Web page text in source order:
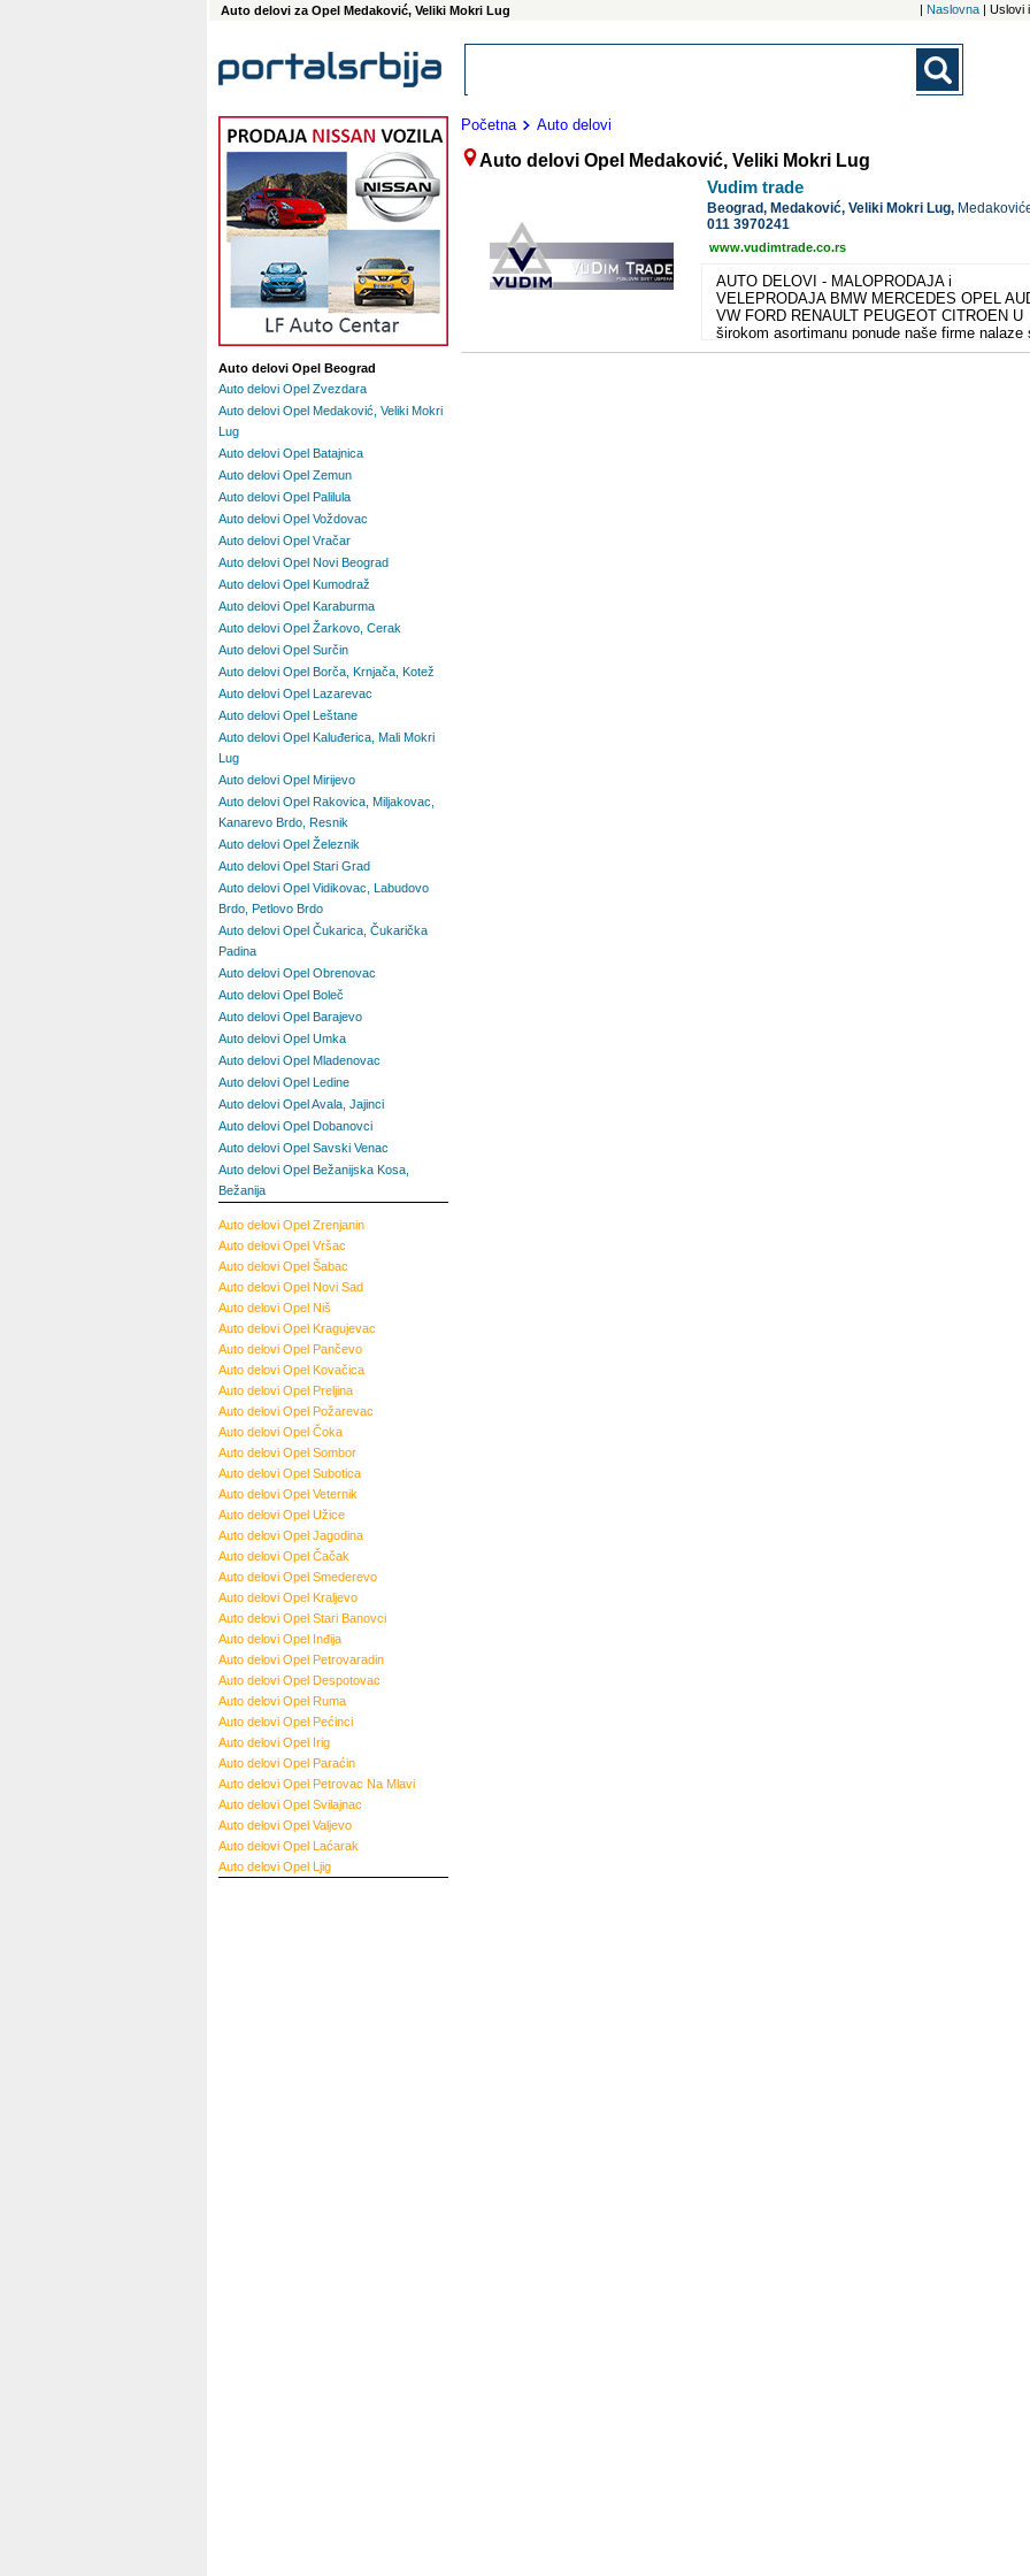
Auto delovi za Opel Medaković, Veliki Mokri Lug | Naslovna | Uslovi
Početna Auto delovi
Auto delovi Opel Medaković, Veliki Mokri Lug
Vudim trade
Beograd, Medaković, Veliki Mokri Lug,
011 3970241
www.vudimtrade.co.rs
AUTO DELOVI - MALOPRODAJA i
VELEPRODAJA BMW MERCEDES OPEL
VW FORD RENAULT PEUGEOT CITROEN U
širokom asortimanu ponude naše firme nalaze
proizvodi kako oni za primarnu tako i oni za
Auto delovi Opel Beograd
Auto delovi Opel Zvezdara
Auto delovi Opel Medaković, Veliki Mokri
Lug
Auto delovi Opel Batajnica
Auto delovi Opel Zemun
Auto delovi Opel Palilula
Auto delovi Opel Voždovac
Auto delovi Opel Vračar
Auto delovi Opel Novi Beograd
Auto delovi Opel Kumodraž
Auto delovi Opel Karaburma
Auto delovi Opel Žarkovo, Cerak
Auto delovi Opel Surčin
Auto delovi Opel Borča, Krnjača, Kotež
Auto delovi Opel Lazarevac
Auto delovi Opel Leštane
Auto delovi Opel Kaluđerica, Mali Mokri
Lug
Auto delovi Opel Mirijevo
Auto delovi Opel Rakovica, Miljakovac,
Kanarevo Brdo, Resnik
Auto delovi Opel Železnik
Auto delovi Opel Stari Grad
Auto delovi Opel Vidikovac, Labudovo
Brdo, Petlovo Brdo
Auto delovi Opel Čukarica, Čukarička
Padina
Auto delovi Opel Obrenovac
Auto delovi Opel Boleč
Auto delovi Opel Barajevo
Auto delovi Opel Umka
Auto delovi Opel Mladenovac
Auto delovi Opel Ledine
Auto delovi Opel Avala, Jajinci
Auto delovi Opel Dobanovci
Auto delovi Opel Savski Venac
Auto delovi Opel Bežanijska Kosa,
Bežanija
Auto delovi Opel Zrenjanin
Auto delovi Opel Vršac
Auto delovi Opel Šabac
Auto delovi Opel Novi Sad
Auto delovi Opel Niš
Auto delovi Opel Kragujevac
Auto delovi Opel Pančevo
Auto delovi Opel Kovačica
Auto delovi Opel Preljina
Auto delovi Opel Požarevac
Auto delovi Opel Čoka
Auto delovi Opel Sombor
Auto delovi Opel Subotica
Auto delovi Opel Veternik
Auto delovi Opel Užice
Auto delovi Opel Jagodina
Auto delovi Opel Čačak
Auto delovi Opel Smederevo
Auto delovi Opel Kraljevo
Auto delovi Opel Stari Banovci
Auto delovi Opel Inđija
Auto delovi Opel Petrovaradin
Auto delovi Opel Despotovac
Auto delovi Opel Ruma
Auto delovi Opel Pećinci
Auto delovi Opel Irig
Auto delovi Opel Paraćin
Auto delovi Opel Petrovac Na Mlavi
Auto delovi Opel Svilajnac
Auto delovi Opel Valjevo
Auto delovi Opel Laćarak
Auto delovi Opel Ljig